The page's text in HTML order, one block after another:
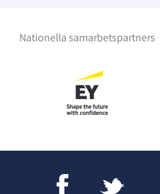
Nationella samarbetspartners